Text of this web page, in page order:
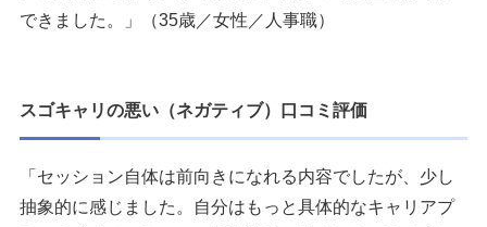
できました。」（35歳／女性／人事職）
スゴキャリの悪い（ネガティブ）口コミ評価
「セッション自体は前向きになれる内容でしたが、少し
抽象的に感じました。自分はもっと具体的なキャリアプ